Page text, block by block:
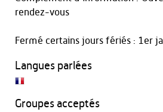
rendez-vous
Fermé certains jours fériés : 1er
Langues parlées
Groupes acceptés